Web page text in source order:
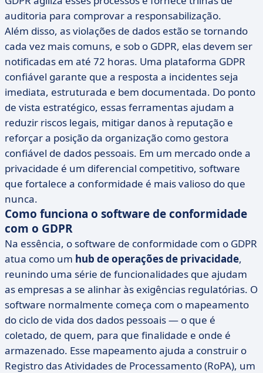
auditoria para comprovar a responsabilização.
Além disso, as violações de dados estão se tornando
cada vez mais comuns, e sob o GDPR, elas devem ser
notificadas em até 72 horas. Uma plataforma GDPR
confiável garante que a resposta a incidentes seja
imediata, estruturada e bem documentada. Do ponto
de vista estratégico, essas ferramentas ajudam a
reduzir riscos legais, mitigar danos à reputação e
reforçar a posição da organização como gestora
confiável de dados pessoais. Em um mercado onde a
privacidade é um diferencial competitivo, software
que fortalece a conformidade é mais valioso do que
nunca.
Como funciona o software de conformidade
com o GDPR
Na essência, o software de conformidade com o GDPR
atua como um hub de operações de privacidade,
reunindo uma série de funcionalidades que ajudam
as empresas a se alinhar às exigências regulatórias. O
software normalmente começa com o mapeamento
do ciclo de vida dos dados pessoais — o que é
coletado, de quem, para que finalidade e onde é
armazenado. Esse mapeamento ajuda a construir o
Registro das Atividades de Processamento (RoPA), um